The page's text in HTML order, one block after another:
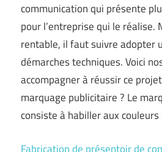
communication qui présente
pour l’entreprise qui le réalise.
rentable, il faut suivre adopter
démarches techniques. Voici
accompagner à réussir ce
marquage publicitaire ? Le
consiste à habiller aux
Fabrication de présentoir de